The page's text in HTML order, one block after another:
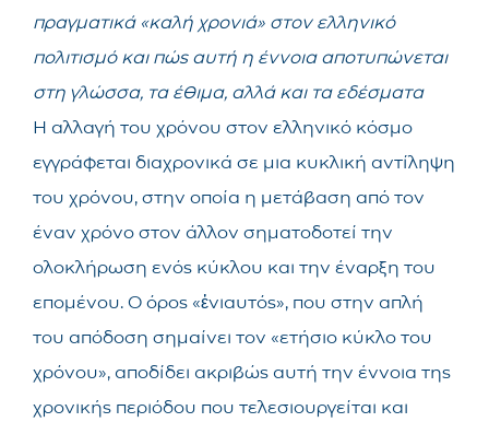
πραγματικά «καλή χρονιά» στον ελληνικό
πολιτισμό και πώς αυτή η έννοια αποτυπώνεται
στη γλώσσα, τα έθιμα, αλλά και τα εδέσματα
Η αλλαγή του χρόνου στον ελληνικό κόσμο
εγγράφεται διαχρονικά σε μια κυκλική αντίληψη
του χρόνου, στην οποία η μετάβαση από τον
έναν χρόνο στον άλλον σηματοδοτεί την
ολοκλήρωση ενός κύκλου και την έναρξη του
επομένου. Ο όρος «ἐνιαυτός», που στην απλή
του απόδοση σημαίνει τον «ετήσιο κύκλο του
χρόνου», αποδίδει ακριβώς αυτή την έννοια της
χρονικής περιόδου που τελεσιουργείται και